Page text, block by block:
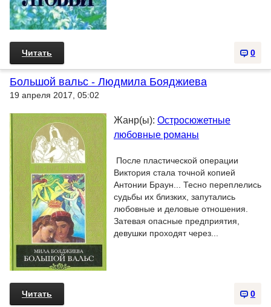
0
Читать
Большой вальс - Людмила Бояджиева
19 апреля 2017, 05:02
Жанр(ы): Остросюжетные
любовные романы
После пластической операции
Виктория стала точной копией
Антонии Браун... Тесно переплелись
судьбы их близких, запутались
любовные и деловые отношения.
Затевая опасные предприятия,
девушки проходят через...
0
Читать